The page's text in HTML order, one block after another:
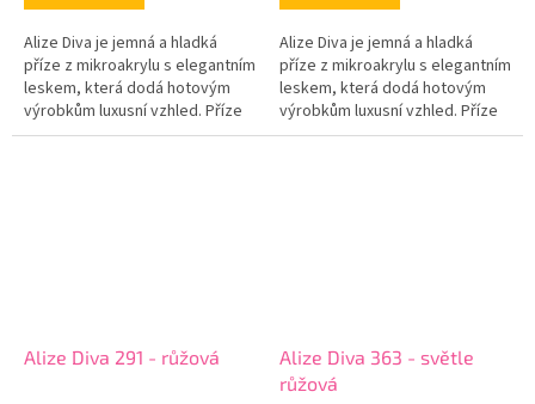
Alize Diva je jemná a hladká
příze z mikroakrylu s elegantním
leskem, která dodá hotovým
výrobkům luxusní vzhled. Příze
je příjemná na dotek, krásně
Alize Diva je jemná a hladká
příze z mikroakrylu s elegantním
leskem, která dodá hotovým
výrobkům luxusní vzhled. Příze
je příjemná na dotek, krásně
Alize Diva 291 - růžová
Alize Diva 363 - světle
růžová